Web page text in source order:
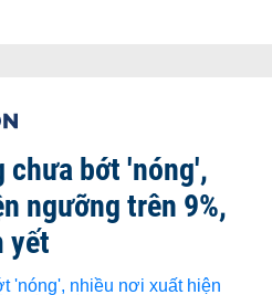
chưa bớt 'nóng',
ngưỡng trên 9%,
yết